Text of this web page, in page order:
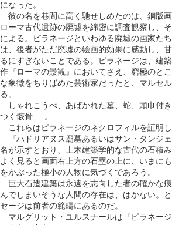
になった。
彼の名を巷間に高く馳せしめたのは、銅版画
ローマ古代遺跡の廃墟を綿密に調査観察し、
による。ピラネージといわゆる廃墟の画家た
は、後者がただ廃墟の絵画的効果に感動し、
るにすぎないことである。ピラネージは、建
作『ローマの景観』においてさえ、窮極のと
な象徴をちりばめた芸術家だったと、マルセ
る。
しゃれこうべ、あばかれた墓、蛇、頭巾付
つく骸骨----。
これらはピラネージのネクロフィルを証明し
『ハドリアヌス廟墓あるいはサン・タンジ
名が示すとおり、土木建築学的な古代の石積
よく見ると画面右上方の石塁の上に、いまに
をかぶった極小の人物に気づくであろう。
巨大石造建築は永遠を志向した者の確かな
んでしまいそうな人間の存在は、はかない。
セージは前者の範疇にあるのだ。
マルグリット・ユルスナールは『ピラネー